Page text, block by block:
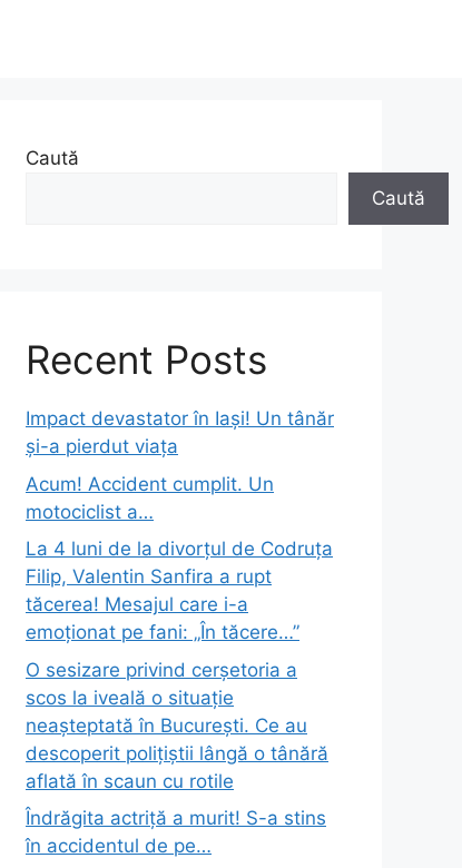
Caută
Caută
Recent Posts
Impact devastator în Iași! Un tânăr
și-a pierdut viața
Acum! Accident cumplit. Un
motociclist a…
La 4 luni de la divorțul de Codruța
Filip, Valentin Sanfira a rupt
tăcerea! Mesajul care i-a
emoționat pe fani: „În tăcere…”
O sesizare privind cerșetoria a
scos la iveală o situație
neașteptată în București. Ce au
descoperit polițiștii lângă o tânără
aflată în scaun cu rotile
Îndrăgita actriță a murit! S-a stins
în accidentul de pe…